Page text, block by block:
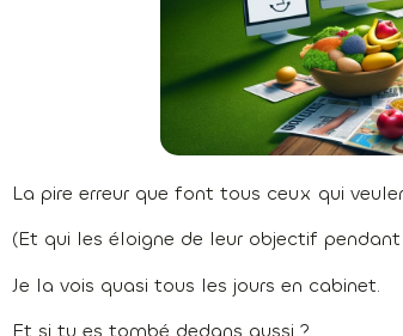
La pire erreur que font tous ceux qui
(Et qui les éloigne de leur objectif
Je la vois quasi tous les jours en cabinet.
Et si tu es tombé dedans aussi ?